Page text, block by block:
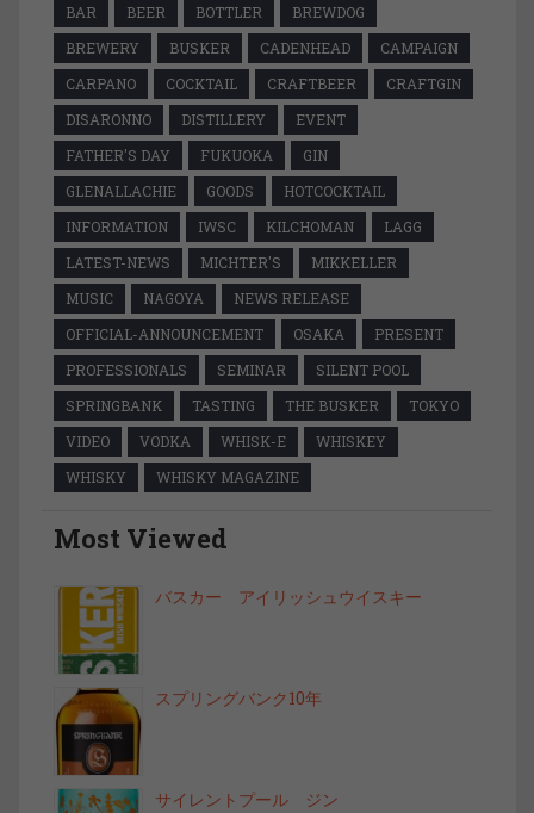
BAR
BEER BOTTLER
BREWDOG
BREWERY
BUSKER CADENHEAD
CAMPAIGN
CARPANO
COCKTAIL CRAFTBEER
CRAFTGIN
DISARONNO
DISTILLERY
EVENT
FATHER'S DAY
FUKUOKA
GIN
GLENALLACHIE
GOODS
HOTCOCKTAIL
INFORMATION
IWSC KILCHOMAN
LAGG
LATEST-NEWS
MICHTER'S
MIKKELLER
MUSIC
NAGOYA
NEWS RELEASE
OFFICIAL-ANNOUNCEMENT
OSAKA
PRESENT
PROFESSIONALS
SEMINAR
SILENT POOL
SPRINGBANK
TASTING THE BUSKER
TOKYO
VIDEO
VODKA WHISK-E
WHISKEY
WHISKY
WHISKY MAGAZINE
Most Viewed
バスカー アイリッシュウイスキー
スプリングバンク10年
サイレントプール ジン